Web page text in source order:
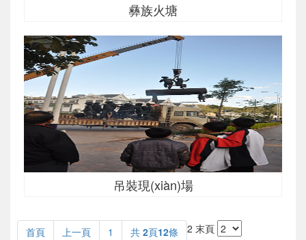
彝族火塘
吊裝現(xiàn)場
首頁 上一頁 1 2 末頁
共 2頁12條